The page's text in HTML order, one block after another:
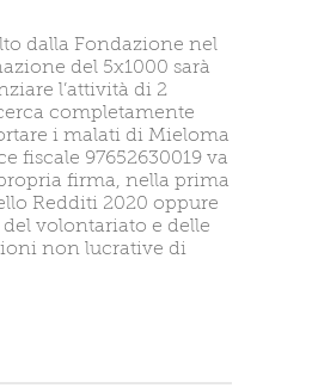
dalla Fondazione nel
del 5x1000 sarà
l’attività di 2
completamente
i malati di Mieloma
fiscale 97652630019 va
firma, nella prima
Redditi 2020 oppure
del volontariato e delle
non lucrative di